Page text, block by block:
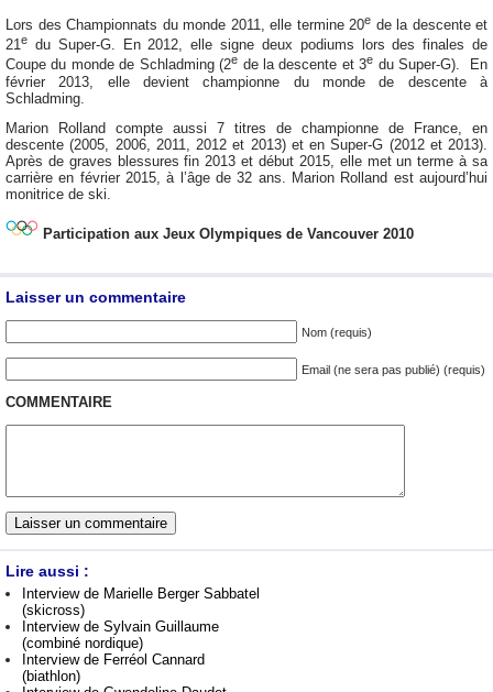
Lors des Championnats du monde 2011, elle termine 20e de la descente et
21e du Super-G. En 2012, elle signe deux podiums lors des finales de
Coupe du monde de Schladming (2e de la descente et 3e du Super-G). En
février 2013, elle devient championne du monde de descente à
Schladming.
Marion Rolland compte aussi 7 titres de championne de France, en
descente (2005, 2006, 2011, 2012 et 2013) et en Super-G (2012 et 2013).
Après de graves blessures fin 2013 et début 2015, elle met un terme à sa
carrière en février 2015, à l’âge de 32 ans. Marion Rolland est aujourd’hui
monitrice de ski.
Participation aux Jeux Olympiques de Vancouver 2010
Laisser un commentaire
Nom (requis)
Email (ne sera pas publié) (requis)
COMMENTAIRE
Lire aussi :
Interview de Marielle Berger Sabbatel
(skicross)
Interview de Sylvain Guillaume
(combiné nordique)
Interview de Ferréol Cannard
(biathlon)